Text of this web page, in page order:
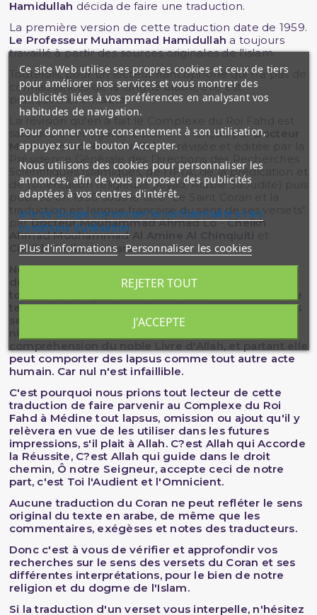
Hamidullah décida de faire une traduction.
La première version de cette traduction date de 1959.
Le Professeur Muhammad Hamidullah a toujours
travaillé à partir des sources originales de l'islam.
Toutefois, pour un lecteur francophone qui n'a pas de
connaissances de la langue arabe, elle est
pratiquement illisible.
La révision qu'en a fait le Complexe du Roi Fahd est
salutaire à cet égard, réalisé en Français parDocteur
Mouhammad Hamidoullahet révisée et éditée par la
Présidence Générale des Directions des Recherches
Scientifiques Islamiques, de l'IFTA, de la prédication et
de l'orientation religieuse (Riyad, Arabie Saoudite) puis
publiée en 1990 sous le titre "Le Saint Coran et la
traduction en langue française du sens de ses versets"
parDocteur Mouhammad Ahmad Lo-Cheikh
Ahmad Mouhammad Al Amine Al Chinqiuiti
Cheikh Soriba Camara.
Nous sommes conscients du fait que la traduction
des sens du Coran, quel que soit sa minutie est
toujours en deçà des sens sublimes indiqué dans le
texte original du miraculeux Livre d'Allah, et que les
sens exprimés dans la traduction sont le reflet du
niveau atteint par le traducteur dans la
peut comporter des lapsus comme tout autre acte
humain. Car nul n'est infaillible.
C'est pourquoi nous prions tout lecteur de cette
traduction de faire parvenir au Complexe du Roi
Fahd à Médine tout lapsus, omission ou ajout qu'il y
relèvera en vue de les utiliser dans les futures
impressions, s'il plait à Allah. C?est Allah qui Accorde
la Réussite, C?est Allah qui guide dans le droit
chemin, Ô notre Seigneur, accepte ceci de notre
part, c'est Toi l'Audient et l'Omnicient.
Aucune traduction du Coran ne peut refléter le sens
original du texte en arabe, de même que les
commentaires, exégèses et notes des traducteurs.
Donc c'est à vous de vérifier et approfondir vos
recherches sur le sens des versets du Coran et ses
différentes interprétations, pour le bien de notre
religion et du dogme de l'Islam.
Si la traduction d'un verset vous interpelle, n'hésitez
Ce site Web utilise ses propres cookies et ceux de tiers
pour améliorer nos services et vous montrer des
publicités liées à vos préférences en analysant vos
habitudes de navigation.
Pour donner votre consentement à son utilisation,
appuyez sur le bouton Accepter.
Nous utilisons des cookies pour personnaliser les
annonces, afin de vous proposer des publicités
adaptées à vos centres d'intérêt.
site de Google concernant la confidentialité et les
conditions d'utilisation
Plus d'informations Personnaliser les cookies
REJETER TOUT
J'ACCEPTE